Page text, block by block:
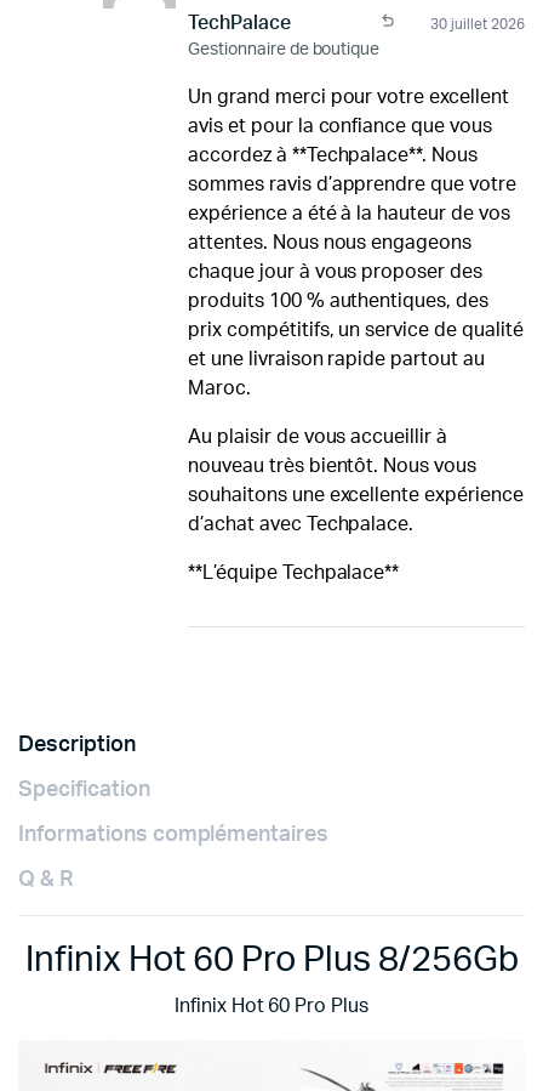
TechPalace
Gestionnaire de boutique
30 juillet 2026
Un grand merci pour votre excellent
avis et pour la confiance que vous
accordez à **Techpalace**. Nous
sommes ravis d’apprendre que votre
expérience a été à la hauteur de vos
attentes. Nous nous engageons
chaque jour à vous proposer des
produits 100 % authentiques, des
prix compétitifs, un service de qualité
et une livraison rapide partout au
Maroc.
Au plaisir de vous accueillir à
nouveau très bientôt. Nous vous
souhaitons une excellente expérience
d’achat avec Techpalace.
**L’équipe Techpalace**
Description
Specification
Informations complémentaires
Q & R
Infinix Hot 60 Pro Plus 8/256Gb
Infinix Hot 60 Pro Plus